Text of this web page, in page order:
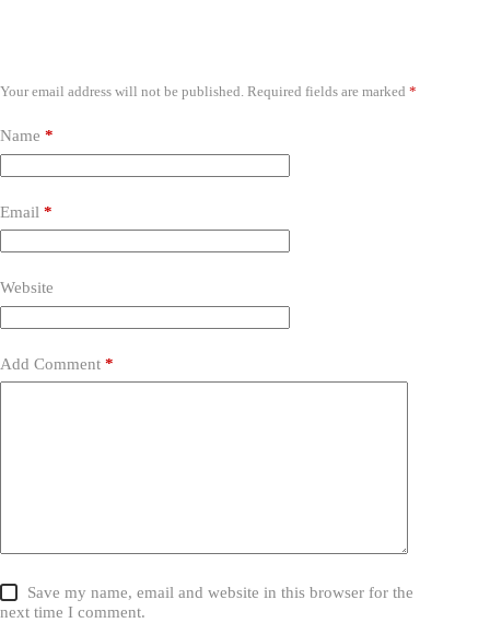
Your email address will not be published. Required fields are marked *
Name *
Email *
Website
Add Comment *
Save my name, email and website in this browser for the
next time I comment.